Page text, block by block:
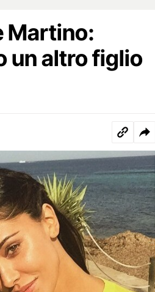
Martino:
un altro figlio